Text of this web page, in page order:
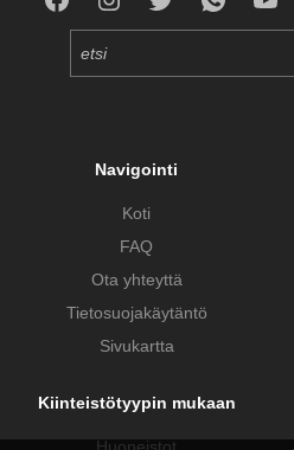
Navigointi
Koti
FAQ
Ota yhteyttä
Tietosuojakäytäntö
Sivukartta
Kiinteistötyypin mukaan